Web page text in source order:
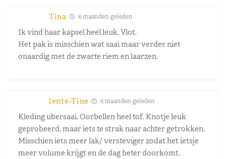
Tina 6 maanden geleden
Ik vind haar kapsel heel leuk. Vlot.
Het pak is misschien wat saai maar verder niet
onaardig met de zwarte riem en laarzen.
lente-Tine 6 maanden geleden
Kleding ubersaai. Oorbellen heel tof. Knotje leuk
geprobeerd, maar iets te strak naar achter getrokken.
Misschien iets meer lak/ versteviger zodat het ietsje
meer volume krijgt en de dag beter doorkomt.